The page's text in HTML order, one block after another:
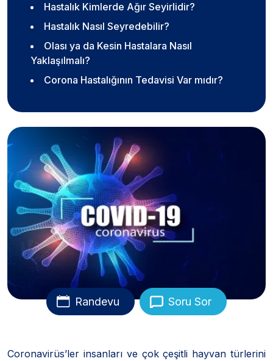
Hastalık Kimlerde Ağır Seyirlidir?
Hastalık Nasıl Seyredebilir?
Olası ya da Kesin Hastalara Nasıl
Yaklaşılmalı?
Corona Hastalığının Tedavisi Var mıdır?
Randevu Soru Sor
Coronavirüs’ler insanları ve çok çeşitli hayvan türlerini